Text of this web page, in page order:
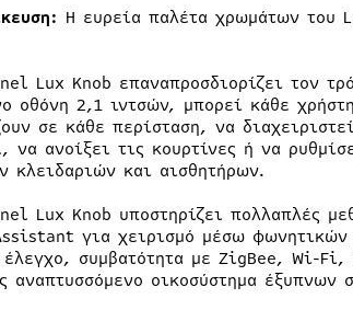
Η ευρεία παλέτα χρωμάτων του
Lux Knob επαναπροσδιορίζει τον
οθόνη 2,1 ιντσών, μπορεί κάθε
σε κάθε περίσταση, να
ανοίξει τις κουρτίνες ή να
κλειδαριών και αισθητήρων.
Lux Knob υποστηρίζει πολλαπλές
για χειρισμό μέσω φωνητικών
έλεγχο, συμβατότητα με ZigBee, Wi-
αναπτυσσόμενο οικοσύστημα έξυπνων